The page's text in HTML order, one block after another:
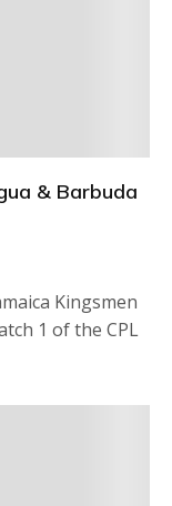
& Barbuda
Kingsmen
1 of the CPL